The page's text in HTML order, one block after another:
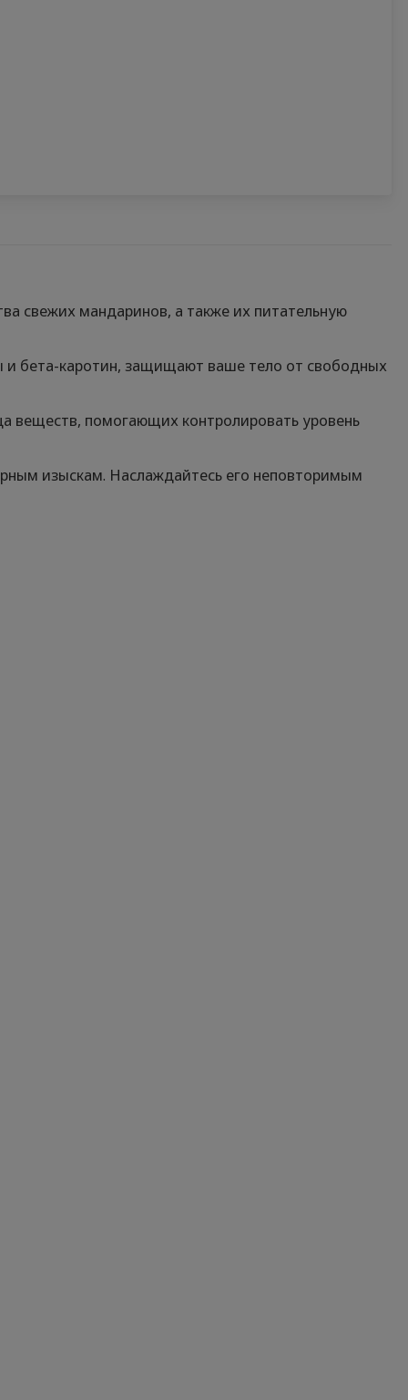
свежих мандаринов, а также их питательную
и бета-каротин, защищают ваше тело от свободных
веществ, помогающих контролировать уровень
изыскам. Наслаждайтесь его неповторимым